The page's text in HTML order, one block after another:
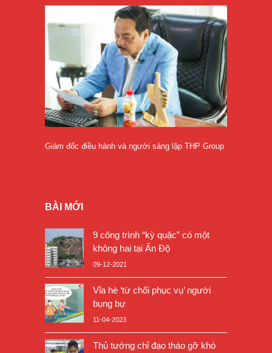
Giám đốc điều hành và người sáng lập THP Group
BÀI MỚI
9 công trình “kỳ quặc” có một
không hai tại Ấn Độ
09-12-2021
Vỉa hè ‘từ chối phục vụ’ người
bụng bự
11-04-2023
Thủ tướng chỉ đạo tháo gỡ khó